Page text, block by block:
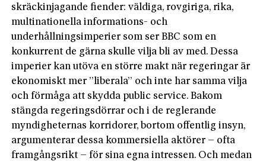
skräckinjagande fiender: väldiga, rovgiriga, rika,
multinationella informations- och
underhållningsimperier som ser BBC som en
konkurrent de gärna skulle vilja bli av med. Dessa
imperier kan utöva en större makt när regeringar är
ekonomiskt mer ”liberala” och inte har samma vilja
och förmåga att skydda public service. Bakom
stängda regeringsdörrar och i de reglerande
myndigheternas korridorer, bortom offentlig insyn,
argumenterar dessa kommersiella aktörer – ofta
framgångsrikt – för sina egna intressen. Och medan